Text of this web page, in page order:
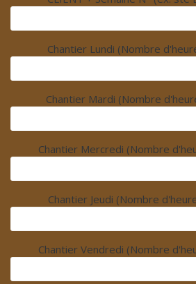
Chantier Lundi (Nombre
Chantier Mardi (Nombre
Chantier Mercredi (Nombre
Chantier Jeudi (Nombre
Chantier Vendredi (Nombre